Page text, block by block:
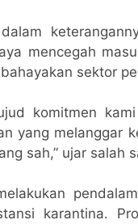
mencegah
sektor
komitmen
yang melanggar
sah,” ujar salah
karantina.